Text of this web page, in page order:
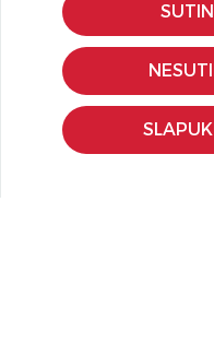
KLIENTŲ APTARNAVIMAS
Pirkimo – pardavimo taisyklės
Pristatymas ir grąžinimas
Apmokėjimo būdai
Kokybės ir saugumo
Privatumo taisyklės